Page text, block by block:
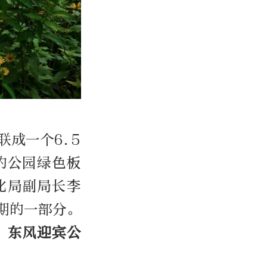
成一个6.5
公园绿色板
局副局长李
一部分。
东风迎宾公